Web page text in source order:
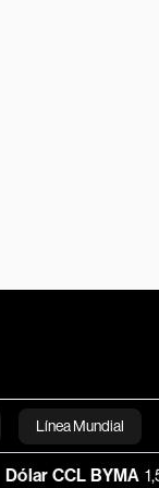
Línea Mundial
Bloomberg
BYMA 1,577.36